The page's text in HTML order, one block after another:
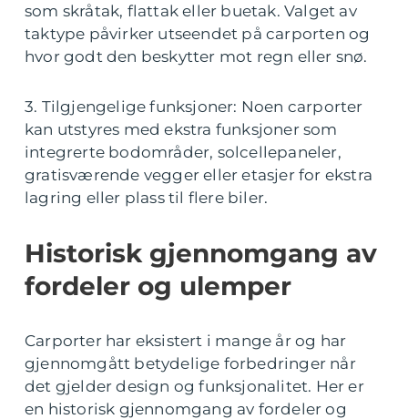
som skråtak, flattak eller buetak. Valget av
taktype påvirker utseendet på carporten og
hvor godt den beskytter mot regn eller snø.
3. Tilgjengelige funksjoner: Noen carporter
kan utstyres med ekstra funksjoner som
integrerte bodområder, solcellepaneler,
gratisværende vegger eller etasjer for ekstra
lagring eller plass til flere biler.
Historisk gjennomgang av
fordeler og ulemper
Carporter har eksistert i mange år og har
gjennomgått betydelige forbedringer når
det gjelder design og funksjonalitet. Her er
en historisk gjennomgang av fordeler og